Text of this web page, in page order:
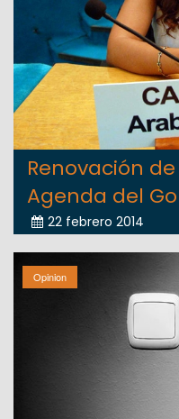
Renovación
Agenda del
22 febrero 2014
Opinion